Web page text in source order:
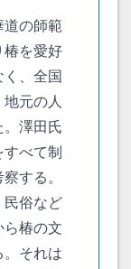
の師範
椿を愛好
、全国
元の人
。澤田氏
べて制
する。
民俗など
ら椿の文
。それは